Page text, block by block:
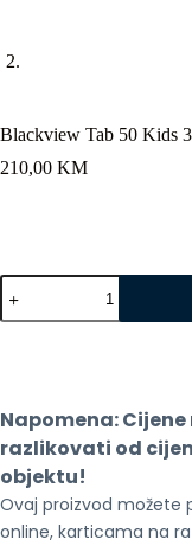
Blackview Tab 50 Kids
210,00 KM
Blackview
Tab
50
8"
Magic
Purple
količina
Napomena:
razlikovati od
objektu!
Ovaj proizvod
online, karticama na